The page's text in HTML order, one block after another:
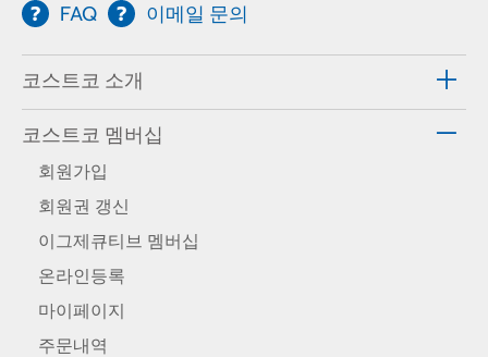
FAQ 이메일 문의
코스트코 소개
코스트코 멤버십
회원가입
회원권 갱신
이그제큐티브 멤버십
온라인등록
마이페이지
주문내역